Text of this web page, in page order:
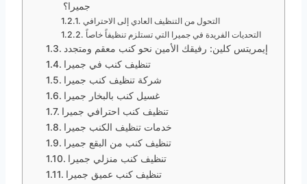
جميرا؟
التحول من التنظيف العادي إلى الاحترافي
التحديات الفريدة في جميرا التي تستلزم تنظيفاً خاصاً
إيمريتس كلين: رفيقك الأمين نحو كنب معقم ومتجدد
تنظيف كنب في جميرا
شركة تنظيف كنب جميرا
غسيل كنب بالبخار جميرا
تنظيف كنب احترافي جميرا
خدمات تنظيف الكنب جميرا
تنظيف كنب من البقع جميرا
تنظيف كنب منزلي جميرا
تنظيف كنب عميق جميرا